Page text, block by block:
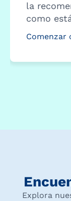
la
como
Comenzar
Explora